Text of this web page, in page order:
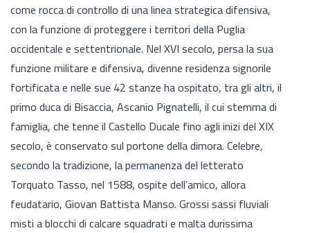
come rocca di controllo di una linea strategica difensiva,
con la funzione di proteggere i territori della Puglia
occidentale e settentrionale. Nel XVI secolo, persa la sua
funzione militare e difensiva, divenne residenza signorile
fortificata e nelle sue 42 stanze ha ospitato, tra gli altri, il
primo duca di Bisaccia, Ascanio Pignatelli, il cui stemma di
famiglia, che tenne il Castello Ducale fino agli inizi del XIX
secolo, è conservato sul portone della dimora. Celebre,
secondo la tradizione, la permanenza del letterato
Torquato Tasso, nel 1588, ospite dell’amico, allora
feudatario, Giovan Battista Manso. Grossi sassi fluviali
misti a blocchi di calcare squadrati e malta durissima